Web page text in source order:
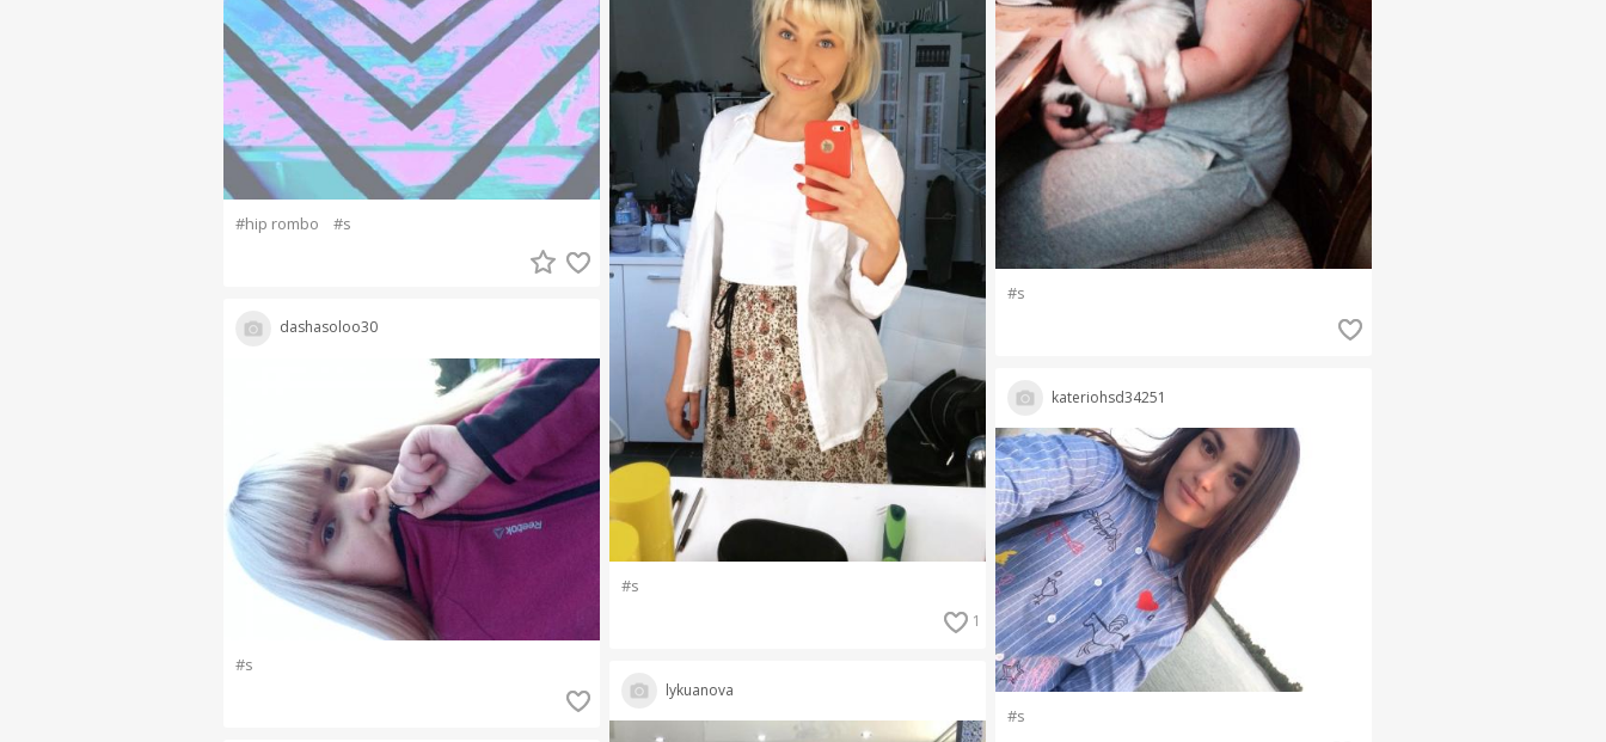
#hip rombo #s
dashasoloo30
#s
#s
1
lykuanova
#s
kateriohsd34251
#s